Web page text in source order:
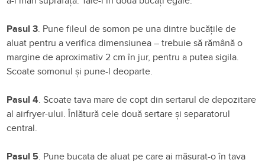
Pasul 3. Pune fileul de somon pe una dintre bucățile de
aluat pentru a verifica dimensiunea – trebuie să rămână o
margine de aproximativ 2 cm în jur, pentru a putea sigila.
Scoate somonul și pune-l deoparte.
Pasul 4. Scoate tava mare de copt din sertarul de depozitare
al airfryer-ului. Înlătură cele două sertare și separatorul
central.
Pasul 5. Pune bucata de aluat pe care ai măsurat-o în tava